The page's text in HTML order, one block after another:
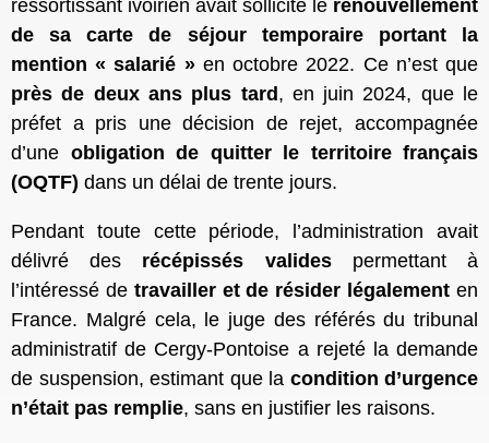
ressortissant ivoirien avait sollicité le renouvellement
de sa carte de séjour temporaire portant la
mention « salarié »en octobre 2022. Ce n’est que
près de deux ans plus tard , en juin 2024, que le
préfet a pris une décision de rejet, accompagnée
d’une obligation de quitter le territoire français
(OQTF) dans un délai de trente jours.
Pendant toute cette période, l’administration avait
délivré des récépissés validespermettant à
l’intéressé de travailler et de résider légalement en
France. Malgré cela, le juge des référés du tribunal
administratif de Cergy-Pontoise a rejeté la demande
de suspension, estimant que la condition d’urgence
n’était pas remplie, sans en justifier les raisons.